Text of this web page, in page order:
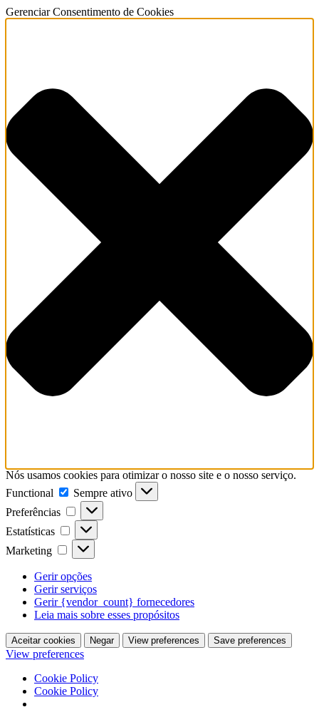
Gerenciar Consentimento de Cookies
Nós usamos cookies para otimizar o nosso site e o nosso serviço.
Functional
Functional
Sempre ativo
Preferências
Preferências
Estatísticas Estatísticas
Marketing Marketing
Gerir opções
Gerir serviços
Gerir {vendor_count} fornecedores
Leia mais sobre esses propósitos
Aceitar cookies Negar View preferences Save preferences
View preferences
Cookie Policy
Cookie Policy